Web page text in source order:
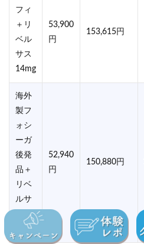
フィ
＋リ
ベル
サス
14mg
53,900
円
153,615円
海外
製フ
ォシ
ーガ
後発
品＋
リベ
ルサ
14mg
52,940
円
150,880円